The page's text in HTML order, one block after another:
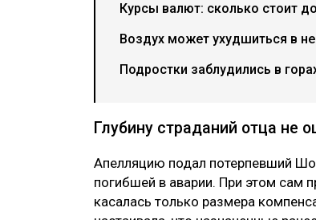
Курсы валют: сколько стоит
Воздух может ухудшиться в
Подростки заблудились в
Глубину страданий отца не
Апелляцию подал потерпевший
погибшей в аварии. При этом сам
касалась только размера